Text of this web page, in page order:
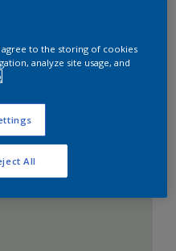
Weiß
agree to the storing of cookies
analyze site usage, and
All